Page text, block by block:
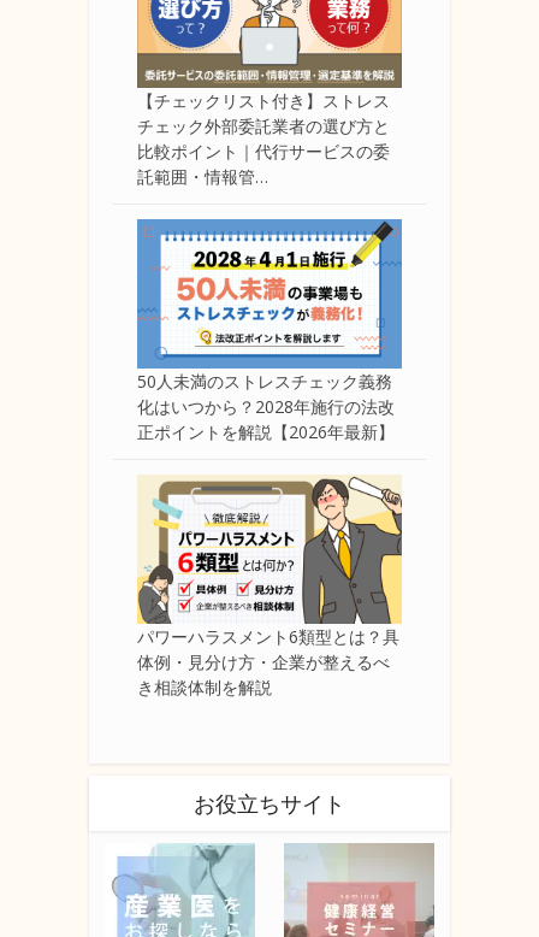
【チェックリスト付き】ストレス
チェック外部委託業者の選び方と
比較ポイント｜代行サービスの委
託範囲・情報管…
50人未満のストレスチェック義務
化はいつから？2028年施行の法改
正ポイントを解説【2026年最新】
パワーハラスメント6類型とは？具
体例・見分け方・企業が整えるべ
き相談体制を解説
お役立ちサイト